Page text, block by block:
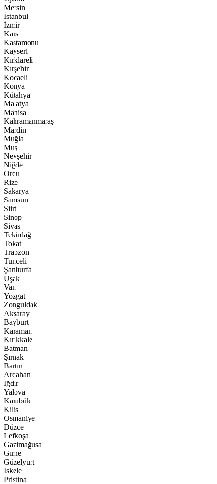
Mersin
İstanbul
İzmir
Kars
Kastamonu
Kayseri
Kırklareli
Kırşehir
Kocaeli
Konya
Kütahya
Malatya
Manisa
Kahramanmaraş
Mardin
Muğla
Muş
Nevşehir
Niğde
Ordu
Rize
Sakarya
Samsun
Siirt
Sinop
Sivas
Tekirdağ
Tokat
Trabzon
Tunceli
Şanlıurfa
Uşak
Van
Yozgat
Zonguldak
Aksaray
Bayburt
Karaman
Kırıkkale
Batman
Şırnak
Bartın
Ardahan
Iğdır
Yalova
Karabük
Kilis
Osmaniye
Düzce
Lefkoşa
Gazimağusa
Girne
Güzelyurt
İskele
Pristina